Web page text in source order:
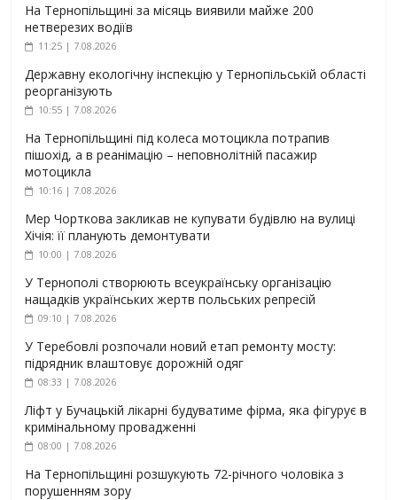
На Тернопільщині за місяць виявили майже 200
нетверезих водіїв
11:25 | 7.08.2026
Державну екологічну інспекцію у Тернопільській області
реорганізують
10:55 | 7.08.2026
На Тернопільщині під колеса мотоцикла потрапив
пішохід, а в реанімацію – неповнолітній пасажир
мотоцикла
10:16 | 7.08.2026
Мер Чорткова закликав не купувати будівлю на вулиці
Хічія: її планують демонтувати
10:00 | 7.08.2026
У Тернополі створюють всеукраїнську організацію
нащадків українських жертв польських репресій
09:10 | 7.08.2026
У Теребовлі розпочали новий етап ремонту мосту:
підрядник влаштовує дорожній одяг
08:33 | 7.08.2026
Ліфт у Бучацькій лікарні будуватиме фірма, яка фігурує в
кримінальному провадженні
08:00 | 7.08.2026
На Тернопільщині розшукують 72-річного чоловіка з
порушенням зору